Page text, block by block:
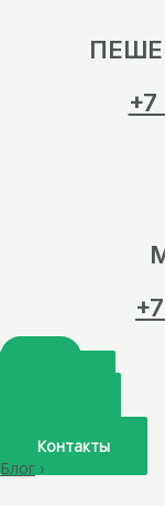
Контакты
Блог ›